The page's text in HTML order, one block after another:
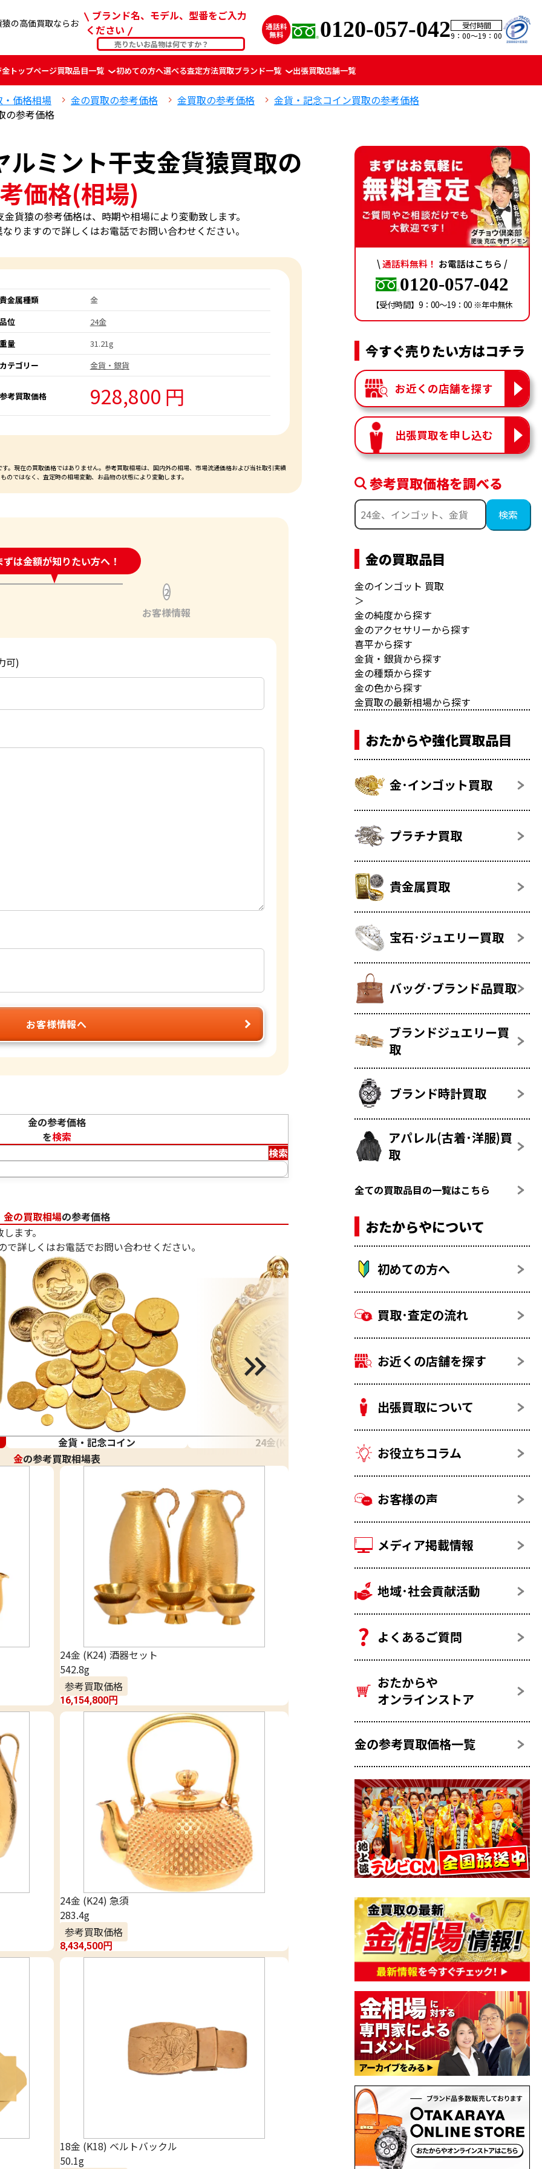
の高価買取ならお
ブランド名、モデル、型番をご入力
ください
0120-057-042
受付時間
9：00〜19：00
金 トップページ買取品目一覧 初めての方へ選べる査定方法買取ブランド一覧 出張買取店舗一覧
価格相場 金の買取の参考価格 金買取の参考価格
金貨・記念コイン買取の参考価格
の参考価格
ミント干支金貨猿買取の
価格(相場)
貨猿の参考価格は、時期や相場により変動致します。
りますので詳しくはお電話でお問い合わせください。
貴金属種類
金
品位
24金
重量
31.21g
カテゴリー
金貨・銀貨
参考買取価格 928,800 円
現在の買取価格ではありません。参考買取相場は、国内外の相場、市場流通価格および当社取引実績
ではなく、査定時の相場変動、お品物の状態により変動します。
ずは金額が知りたい方へ！
受付中!問い合わせフォーム
2
お客様情報
可)
お客様情報へ
金の参考価格
を検索
検索
金の買取相場の参考価格
ます。
詳しくはお電話でお問い合わせください。
金貨・記念コイン 24金(K24)
金の参考買取相場表
24金 (K24) 酒器セット
542.8g
参考買取価格
16,154,800円
24金 (K24) 急須
283.4g
参考買取価格
8,434,500円
18金 (K18) ベルトバックル
50.1g
\通話料無料！ お電話はこちら /
0120-057-042
【受付時間】9：00〜19：00 ※年中無休
今すぐ売りたい方はコチラ
お近くの店舗を探す
出張買取を申し込む
参考買取価格を調べる
金の買取品目
金のインゴット 買取
＞
金の純度から探す
金のアクセサリーから探す
喜平から探す
金貨・銀貨から探す
金の種類から探す
金の色から探す
金買取の最新相場から探す
おたからや強化買取品目
金･インゴット買取
プラチナ買取
貴金属買取
宝石･ジュエリー買取
バッグ･ブランド品買取
ブランドジュエリー買
取
ブランド時計買取
アパレル(古着･洋服)買
取
全ての買取品目の一覧はこちら
おたからやについて
初めての方へ
買取･査定の流れ
お近くの店舗を探す
出張買取について
お役立ちコラム
お客様の声
メディア掲載情報
地域･社会貢献活動
よくあるご質問
おたからや
オンラインストア
金の参考買取価格一覧